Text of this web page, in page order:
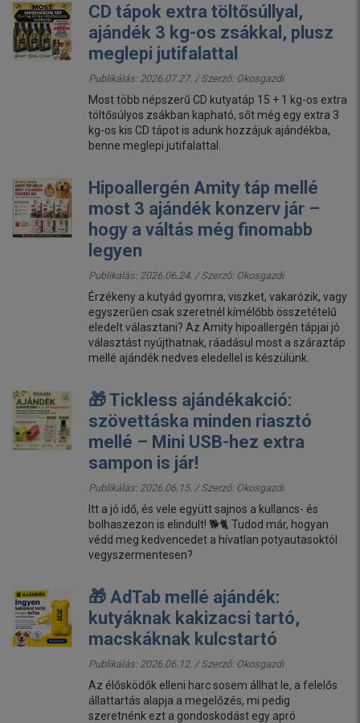
CD tápok extra töltősúllyal,
ajándék 3 kg-os zsákkal, plusz
meglepi jutifalattal
Publikálás: 2026.07.27. / Szerző: Okosgazdi
Most több népszerű CD kutyatáp 15 + 1 kg-os extra
töltősúlyos zsákban kapható, sőt még egy extra 3
kg-os kis CD tápot is adunk hozzájuk ajándékba,
benne meglepi jutifalattal.
Hipoallergén Amity táp mellé
most 3 ajándék konzerv jár –
hogy a váltás még finomabb
legyen
Publikálás: 2026.06.24. / Szerző: Okosgazdi
Érzékeny a kutyád gyomra, viszket, vakarózik, vagy
egyszerűen csak szeretnél kímélőbb összetételű
eledelt választani? Az Amity hipoallergén tápjai jó
választást nyújthatnak, ráadásul most a száraztáp
mellé ajándék nedves eledellel is készülünk.
🎁 Tickless ajándékakció:
szövettáska minden riasztó
mellé – Mini USB-hez extra
sampon is jár!
Publikálás: 2026.06.15. / Szerző: Okosgazdi
Itt a jó idő, és vele együtt sajnos a kullancs- és
bolhaszezon is elindult! 🐕🐈 Tudod már, hogyan
védd meg kedvencedet a hívatlan potyautasoktól
vegyszermentesen?
🎁 AdTab mellé ajándék:
kutyáknak kakizacsi tartó,
macskáknak kulcstartó
Publikálás: 2026.06.12. / Szerző: Okosgazdi
Az élősködők elleni harc sosem állhat le, a felelős
állattartás alapja a megelőzés, mi pedig
szeretnénk ezt a gondoskodást egy apró